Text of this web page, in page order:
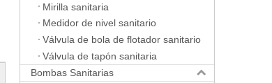
Mirilla sanitaria
Medidor de nivel sanitario
Válvula de bola de flotador sanitario
Válvula de tapón sanitaria
Bombas Sanitarias